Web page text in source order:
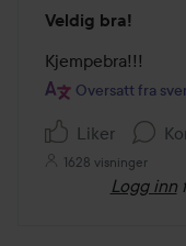
5
av
5
Veldig bra!
Kjempebra!!!
Oversatt fra
Liker
1628 visninger
Logg inn